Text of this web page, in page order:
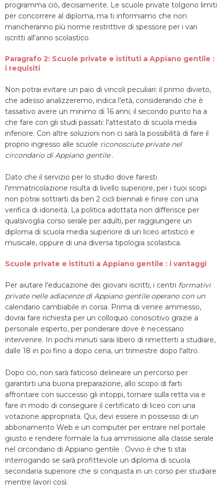
programma ciò, decisamente. Le scuole private tolgono limiti
per concorrere al diploma, ma ti informiamo che non
mancheranno più norme restrittive di spessore per i vari
iscritti all'anno scolastico.
Paragrafo 2: Scuole private e istituti a Appiano gentile :
i requisiti
Non potrai evitare un paio di vincoli peculiari: il primo divieto,
che adesso analizzeremo, indica l’età, considerando che è
tassativo avere un minimo di 16 anni; il secondo punto ha a
che fare con gli studi passati: l'attestato di scuola media
inferiore. Con altre soluzioni non ci sarà la possibilità di fare il
proprio ingresso alle scuole riconosciute private nel
circondario di Appiano gentile .
Dato che il servizio per lo studio dove faresti
l'immatricolazione risulta di livello superiore, per i tuoi scopi
non potrai sottrarti da ben 2 cicli biennali e finire con una
verifica di idoneità. La politica adottata non differisce per
qualsivoglia corso serale per adulti, per raggiungere un
diploma di scuola media superiore di un liceo artistico e
musicale, oppure di una diversa tipologia scolastica.
Scuole private e istituti a Appiano gentile : i vantaggi
Per aiutare l'educazione dei giovani iscritti, i centri formativi
private nelle adiacenze di Appiano gentile operano con un
calendario cambiabile in corsa. Prima di venire ammesso,
dovrai fare richiesta per un colloquio conoscitivo grazie a
personale esperto, per ponderare dove è necessario
intervenire. In pochi minuti sarai libero di rimetterti a studiare,
dalle 18 in poi fino a dopo cena, un trimestre dopo l'altro.
Dopo ciò, non sarà faticoso delineare un percorso per
garantirti una buona preparazione, allo scopo di farti
affrontare con successo gli intoppi, tornare sulla retta via e
fare in modo di conseguire il certificato di liceo con una
votazione appropriata. Qui, devi essere in possesso di un
abbonamento Web e un computer per entrare nel portale
giusto e rendere formale la tua ammissione alla classe serale
nel circondario di Appiano gentile . Ovvio è che ti stai
interrogando se sarà profittevole un diploma di scuola
secondaria superiore che si conquista in un corso per studiare
mentre lavori così.